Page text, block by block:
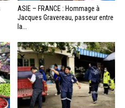
ASIE – FRANCE : Hommage à
Jacques Gravereau, passeur entre
la...